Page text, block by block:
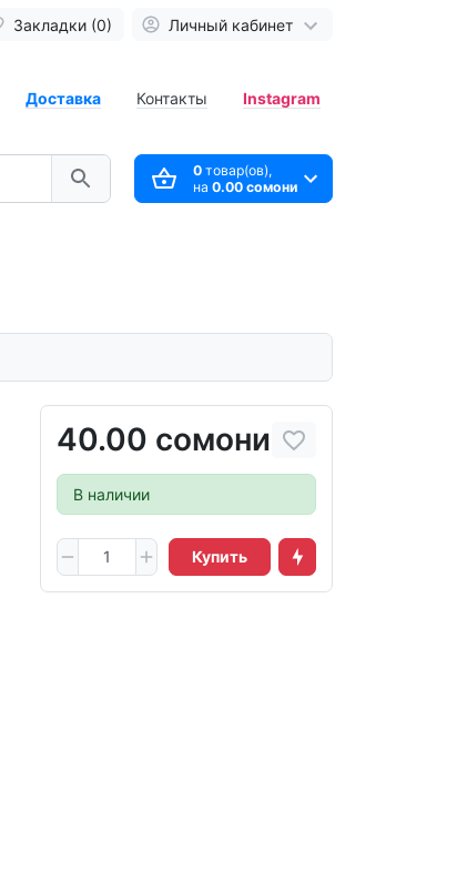
Закладки (0) Личный кабинет
Доставка Контакты Instagram
0товар(ов),
на 0.00 сомони
40.00 сомони
В наличии
Купить